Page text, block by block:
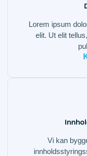
Lorem ipsum
elit. Ut elit
Vi kan